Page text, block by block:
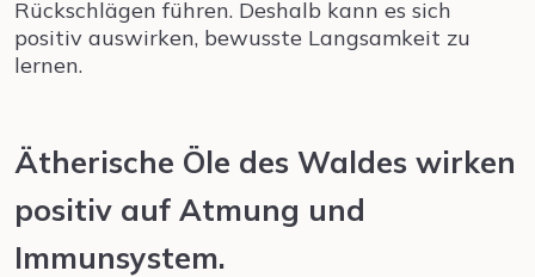
Rückschlägen führen. Deshalb kann es sich
positiv auswirken, bewusste Langsamkeit zu
lernen.
Ätherische Öle des Waldes wirken
positiv auf Atmung und
Immunsystem.